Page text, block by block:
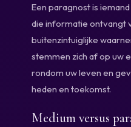
Een paragnost is
die informatie ontvangt
buitenzintuiglijke
stemmen zich af op uw
rondom uw leven en
heden en toekomst.
Medium versus